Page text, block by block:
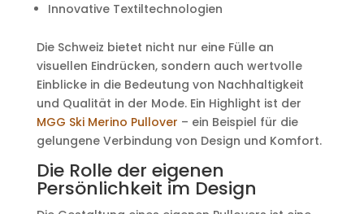
Innovative Textiltechnologien
Die Schweiz bietet nicht nur eine Fülle an
visuellen Eindrücken, sondern auch wertvolle
Einblicke in die Bedeutung von Nachhaltigkeit
und Qualität in der Mode. Ein Highlight ist der
MGG Ski Merino Pullover – ein Beispiel für die
gelungene Verbindung von Design und Komfort.
Die Rolle der eigenen
Persönlichkeit im Design